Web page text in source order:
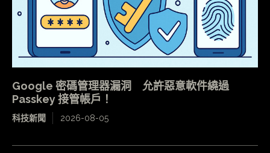
Google 密碼管理器漏洞 允許惡意軟件繞過
Passkey 接管帳戶！
科技新聞 2026-08-05